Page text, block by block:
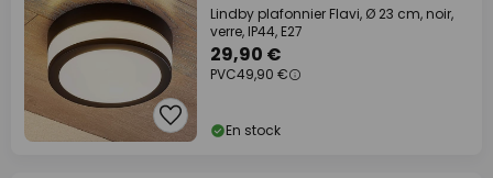
Lindby plafonnier Flavi, Ø 23 cm, noir,
verre, IP44, E27
29,90 €
PVC49,90 €
En stock